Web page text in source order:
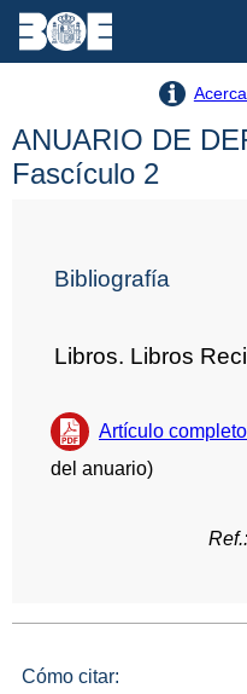
ANUARIO DE
Fascículo 2
Bibliografía
Libros. Libros
Artículo
del anuario)
Cómo citar: